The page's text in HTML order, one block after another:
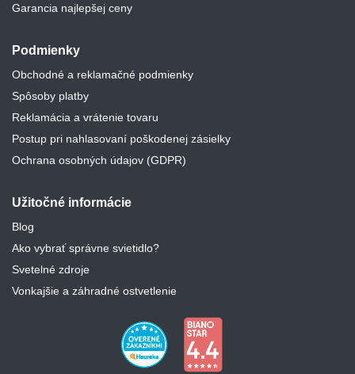
Garancia najlepšej ceny
Podmienky
Obchodné a reklamačné podmienky
Spôsoby platby
Reklamácia a vrátenie tovaru
Postup pri nahlasovaní poškodenej zásielky
Ochrana osobných údajov (GDPR)
Užitočné informácie
Blog
Ako vybrať správne svietidlo?
Svetelné zdroje
Vonkajšie a záhradné ostvetlenie